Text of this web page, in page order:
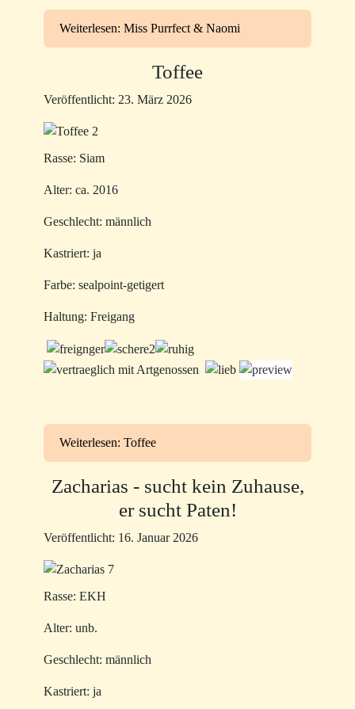
Weiterlesen: Miss Purrfect & Naomi
Toffee
Veröffentlicht: 23. März 2026
Rasse: Siam
Alter: ca. 2016
Geschlecht: männlich
Kastriert: ja
Farbe: sealpoint-getigert
Haltung: Freigang
Weiterlesen: Toffee
Zacharias - sucht kein Zuhause,
er sucht Paten!
Veröffentlicht: 16. Januar 2026
Rasse: EKH
Alter: unb.
Geschlecht: männlich
Kastriert: ja